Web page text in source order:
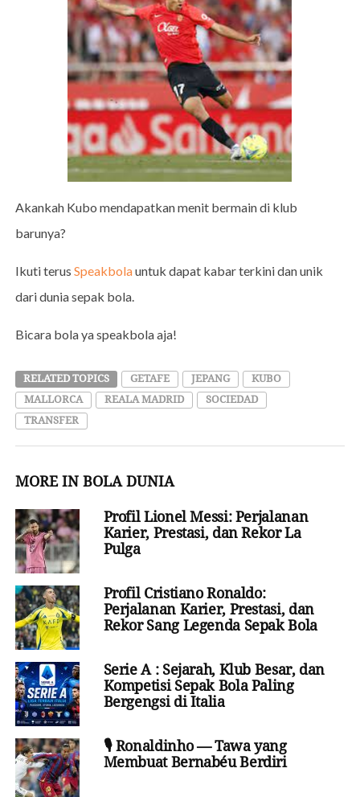
Akankah Kubo mendapatkan menit bermain di klub
barunya?
Ikuti terus Speakbolauntuk dapat kabar terkini dan unik
dari dunia sepak bola.
Bicara bola ya speakbola aja!
RELATED TOPICS GETAFE JEPANG
KUBO
MALLORCA
REALA MADRID
SOCIEDAD
TRANSFER
MORE IN BOLA DUNIA
Profil Lionel Messi: Perjalanan
Karier, Prestasi, dan Rekor La
Pulga
Profil Cristiano Ronaldo:
Perjalanan Karier, Prestasi, dan
Rekor Sang Legenda Sepak Bola
Serie A : Sejarah, Klub Besar, dan
Kompetisi Sepak Bola Paling
Bergengsi di Italia
🎙️ Ronaldinho — Tawa yang
Membuat Bernabéu Berdiri